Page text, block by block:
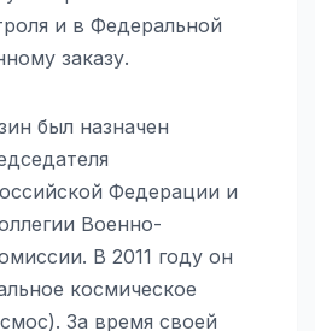
и в Федеральной
заказу.
был назначен
Федерации и
Военно-
В 2011 году он
космическое
За время своей